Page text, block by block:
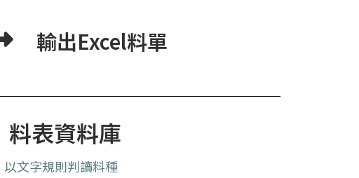
輸出Excel料單
料表資料庫
以文字規則判讀料種